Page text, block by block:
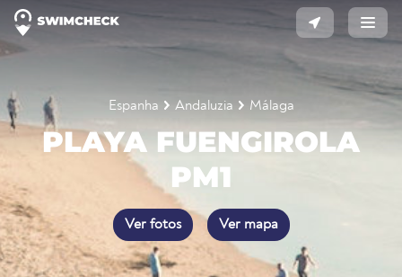
Espanha Andaluzia Málaga
PLAYA FUENGIROLA
PM1
Ver fotos Ver mapa